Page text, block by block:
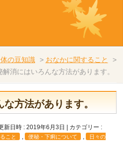
の豆知識 > おなかに関すること
>
解消にはいろんな方法があります。
方法があります。
新日時 : 2019年6月3日 カテゴリー :
こと 便秘・下痢について
日々の